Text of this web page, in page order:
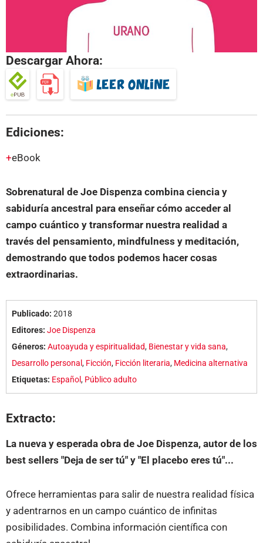
Descargar Ahora:
Ediciones:
eBook
Sobrenatural de Joe Dispenza combina ciencia y
sabiduría ancestral para enseñar cómo acceder al
campo cuántico y transformar nuestra realidad a
través del pensamiento, mindfulness y meditación,
demostrando que todos podemos hacer cosas
extraordinarias.
Publicado: 2018
Editores: Joe Dispenza
Géneros: Autoayuda y espiritualidad, Bienestar y vida sana,
Desarrollo personal , Ficción, Ficción literaria, Medicina alternativa
Etiquetas: Español, Público adulto
Extracto:
La nueva y esperada obra de Joe Dispenza, autor de los
best sellers "Deja de ser tú" y "El placebo eres tú"...
Ofrece herramientas para salir de nuestra realidad física
y adentrarnos en un campo cuántico de infinitas
posibilidades. Combina información científica con